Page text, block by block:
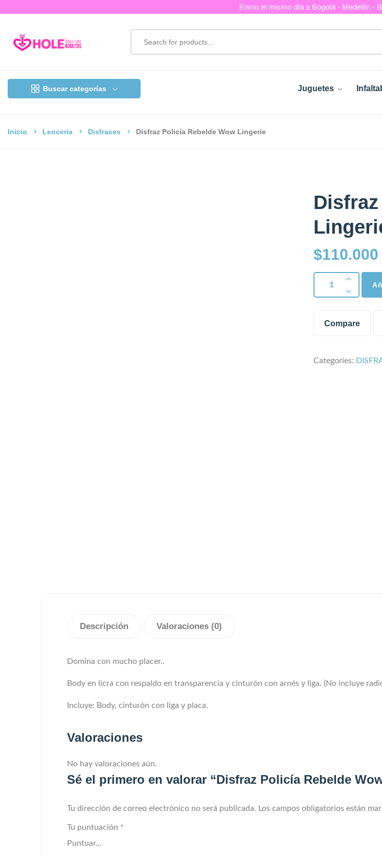
Envío el mismo día a Bogotá - Medellín -
Buscar categorías Juguetes
Inicio Lenceria Disfraces Disfraz Policía Rebelde Wow Lingerie
$110.000
Compare
Categories:
Descripción Valoraciones (0)
Domina con mucho placer..
Body en licra con respaldo en transparencia y cinturón con arnés y liga. (No incluye
Incluye: Body, cinturón con liga y placa.
Valoraciones
No hay valoraciones aún.
Sé el primero en valorar “Disfraz Policía Rebelde
Tu dirección de correo electrónico no será publicada. Los campos obligatorios están
Tu puntuación *